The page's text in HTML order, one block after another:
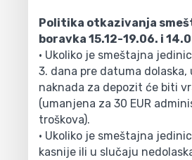
Politika otkazivanja
boravka 15.12-19.06. i
• Ukoliko je smeštajna
3. dana pre datuma dolaska,
naknada za depozit će biti
(umanjena za 30 EUR
troškova).
• Ukoliko je smeštajna
kasnije ili u slučaju